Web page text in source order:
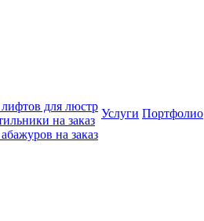
для люстр
на заказ
на заказ
Услуги Портфолио